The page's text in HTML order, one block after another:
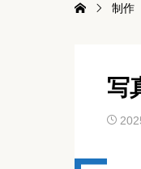
制作
写